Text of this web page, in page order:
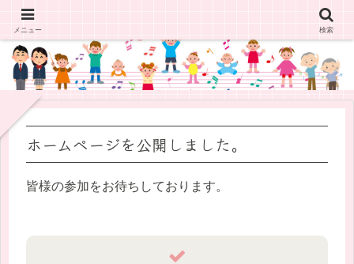
ホームページを公開しました。
皆様の参加をお待ちしております。
メニュー 検索